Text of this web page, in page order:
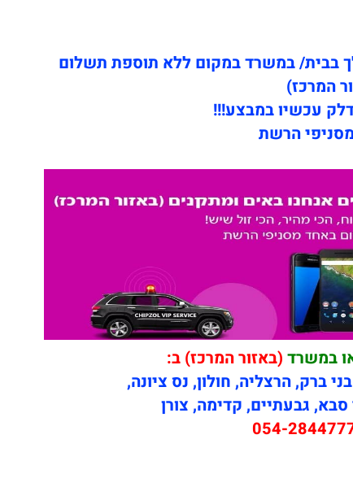
בבית/ במשרד במקום ללא תוספת תשלום
המרכז)
עכשיו במבצע!!!
הרשת
(באזור המרכז) ב:
ברק, הרצליה, חולון, נס ציונה,
גבעתיים, קדימה, צורן
054-